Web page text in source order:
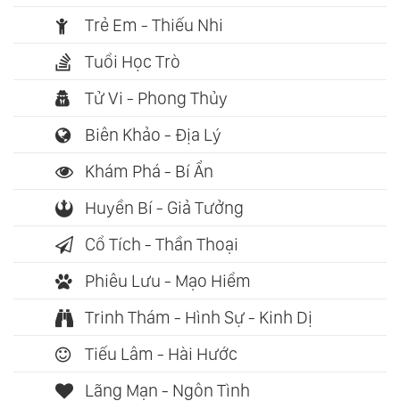
Trẻ Em - Thiếu Nhi
Tuổi Học Trò
Tử Vi - Phong Thủy
Biên Khảo - Địa Lý
Khám Phá - Bí Ẩn
Huyền Bí - Giả Tưởng
Cổ Tích - Thần Thoại
Phiêu Lưu - Mạo Hiểm
Trinh Thám - Hình Sự - Kinh Dị
Tiếu Lâm - Hài Hước
Lãng Mạn - Ngôn Tình